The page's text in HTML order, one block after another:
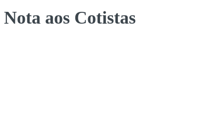
Nota aos Cotistas